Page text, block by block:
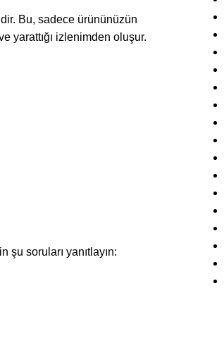
Bu, sadece ürününüzün
yarattığı izlenimden oluşur.
soruları yanıtlayın: